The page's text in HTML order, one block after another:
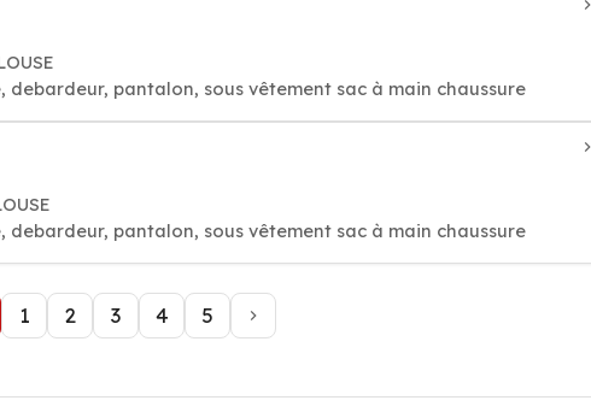
debardeur, pantalon, sous vêtement sac à main chaussure
debardeur, pantalon, sous vêtement sac à main chaussure
1 2 3 4 5